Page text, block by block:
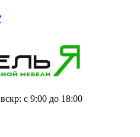
с 9:00 до 18:00